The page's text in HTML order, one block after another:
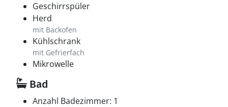
Geschirrspüler
Herd
mit Backofen
Kühlschrank
mit Gefrierfach
Mikrowelle
Bad
Anzahl Badezimmer: 1